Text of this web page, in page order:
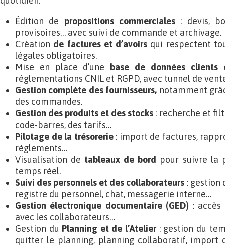
Édition de propositions commerciales : devis,
provisoires… avec suivi de commande et archivage.
Création de factures et d’avoirs qui respectent
légales obligatoires.
Mise en place d’une base de données clients
réglementations CNIL et RGPD, avec tunnel de
Gestion complète des fournisseurs, notamment
des commandes.
Gestion des produits et des stocks : recherche et
code-barres, des tarifs…
Pilotage de la trésorerie: import de factures,
règlements…
Visualisation de tableaux de bord pour suivre la
temps réel.
Suivi des personnels et des collaborateurs : gestion
registre du personnel, chat, messagerie interne…
Gestion électronique documentaire (GED) :
avec les collaborateurs…
Gestion du Planning et de l’Atelier: gestion du
quitter le planning, planning collaboratif, import